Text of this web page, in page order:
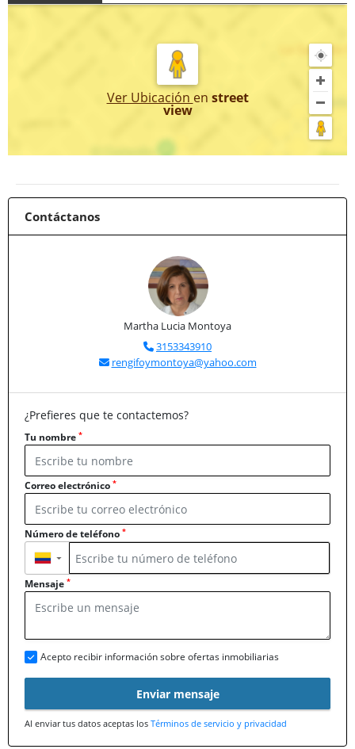
Ver Ubicación en street
view
Contáctanos
Martha Lucia Montoya
3153343910
rengifoymontoya@yahoo.com
¿Prefieres que te contactemos?
Tu nombre *
Correo electrónico *
Número de teléfono *
▼
Mensaje *
Acepto recibir información sobre ofertas inmobiliarias
Enviar mensaje
Al enviar tus datos aceptas los Términos de servicio y privacidad